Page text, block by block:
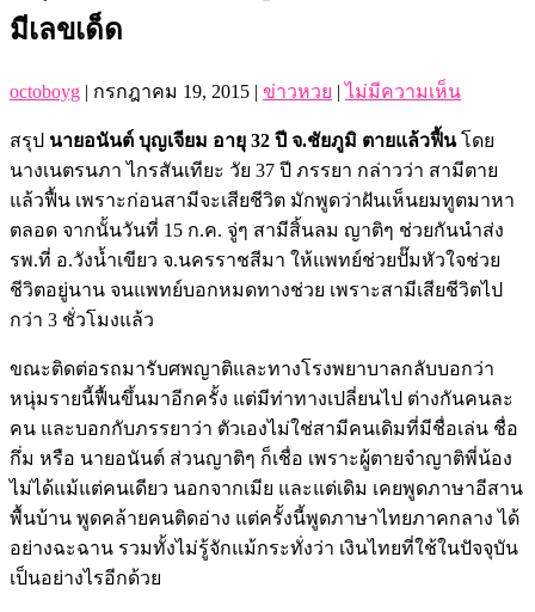
มีเลขเด็ด
octoboyg | กรกฎาคม 19, 2015 | ข่าวหวย |ไม่มีความเห็น
สรุป นายอนันต์ บุญเจียม อายุ 32 ปี จ.ชัยภูมิ ตายแล้วฟื้นโดย
นางเนตรนภา ไกรสันเทียะ วัย 37 ปี ภรรยา กล่าวว่า สามีตาย
แล้วฟื้น เพราะก่อนสามีจะเสียชีวิต มักพูดว่าฝันเห็นยมทูตมาหา
ตลอด จากนั้นวันที่ 15 ก.ค. จู่ๆ สามีสิ้นลม ญาติๆ ช่วยกันนำส่ง
รพ.ที่ อ.วังน้ำเขียว จ.นครราชสีมา ให้แพทย์ช่วยปั๊มหัวใจช่วย
ชีวิตอยู่นาน จนแพทย์บอกหมดทางช่วย เพราะสามีเสียชีวิตไป
กว่า 3 ชั่วโมงแล้ว
ขณะติดต่อรถมารับศพญาติและทางโรงพยาบาลกลับบอกว่า
หนุ่มรายนี้ฟื้นขึ้นมาอีกครั้ง แต่มีท่าทางเปลี่ยนไป ต่างกันคนละ
คน และบอกกับภรรยาว่า ตัวเองไม่ใช่สามีคนเดิมที่มีชื่อเล่น ชื่อ
กึ่ม หรือ นายอนันต์ ส่วนญาติๆ ก็เชื่อ เพราะผู้ตายจำญาติพี่น้อง
ไม่ได้แม้แต่คนเดียว นอกจากเมีย และแต่เดิม เคยพูดภาษาอีสาน
พื้นบ้าน พูดคล้ายคนติดอ่าง แต่ครั้งนี้พูดภาษาไทยภาคกลาง ได้
อย่างฉะฉาน รวมทั้งไม่รู้จักแม้กระทั่งว่า เงินไทยที่ใช้ในปัจจุบัน
เป็นอย่างไรอีกด้วย